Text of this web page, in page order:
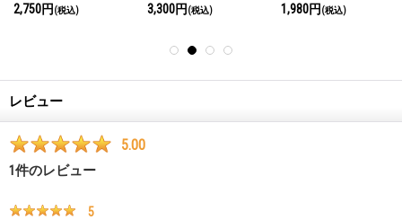
2,750円 (税込) 3,300円 (税込) 1,980円 (税込)
レビュー
5.00
1件のレビュー
5